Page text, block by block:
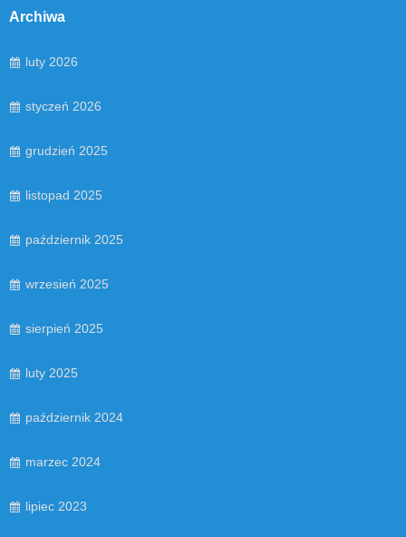
Archiwa
luty 2026
styczeń 2026
grudzień 2025
listopad 2025
październik 2025
wrzesień 2025
sierpień 2025
luty 2025
październik 2024
marzec 2024
lipiec 2023